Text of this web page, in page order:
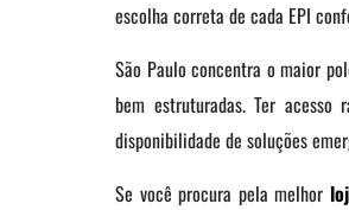
escolha correta de cada EPI
São Paulo concentra o maior
bem estruturadas. Ter
disponibilidade de soluções
Se você procura pela melhor